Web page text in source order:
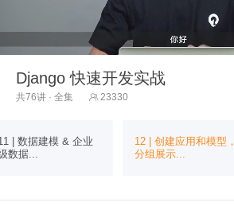
Django 快速开发实战
共76讲 · 全集  23330
| 数据建模 & 企业
数据...
12 | 创建应用和模型，
分组展示...